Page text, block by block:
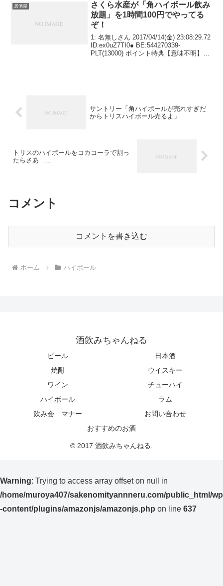
居酒屋
さくら水産が「角ハイボール飲み
放題」を1時間100円でやってる
ぞ！
1: 名無しさん 2017/04/14(金) 23:08:29.72
ID:ex0uZ7TI0● BE:544270339-
PLT(13000) ポイント特典【意味不明】さ
サントリー「角ハイボールが売れすぎだ
からトリスハイボール売るよ」
トリスのハイボールをコカコーラで割っ
たらさあ……
コメント
コメントを書き込む
ホーム ハイボール
酒飲みちゃんねる
ビール
日本酒
焼酎
ウイスキー
ワイン
チューハイ
ハイボール
ラム
飲み会 マナー
お問い合わせ
おすすめのお酒
© 2017 酒飲みちゃんねる.
Warning: Trying to access array offset on null in
/home/muroya407/sakenomityannneru.com/public_html/wp
-content/plugins/amazonjs/amazonjs.php on line 637